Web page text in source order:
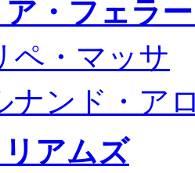
・フェラ
ペ・マッサ
ナンド・ア
アムズ